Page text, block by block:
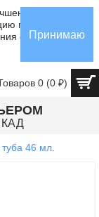
по сайту,
cookie-
Принимаю
0 (0 ₽)
КАД
46 мл.